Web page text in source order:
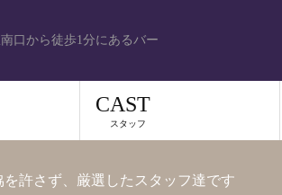
口から徒歩1分にあるバー
CAST
スタッフ
を許さず、厳選したスタッフ達です